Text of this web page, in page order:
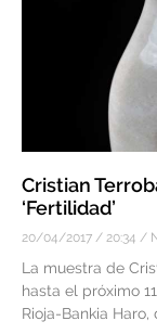
Cristian
‘Fertilidad’
20/04/2017 20:34
La muestra de
hasta el próximo
Rioja-Bankia